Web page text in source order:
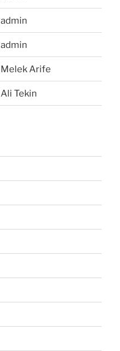
admin
admin
Melek Arife
Ali Tekin